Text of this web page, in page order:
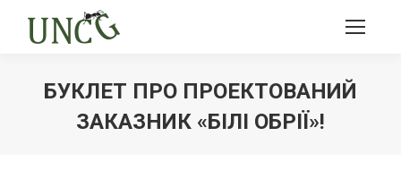
БУКЛЕТ ПРО ПРОЕКТОВАНИЙ
ЗАКАЗНИК «БІЛІ ОБРІЇ»!